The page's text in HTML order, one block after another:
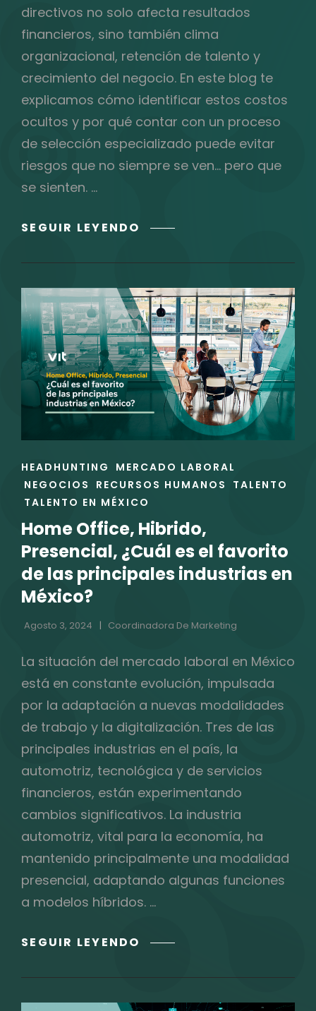
directivos no solo afecta resultados
financieros, sino también clima
organizacional, retención de talento y
crecimiento del negocio. En este blog te
explicamos cómo identificar estos costos
ocultos y por qué contar con un proceso
de selección especializado puede evitar
riesgos que no siempre se ven… pero que
se sienten. …
SEGUIR LEYENDO EL
OCULTO
UNA
MALA
CONTRATACIÓN
EN
TU
ORGANIZACIÓN
ENLACES
DE
LAS
CATEGORÍAS
HEADHUNTING
MERCADO LABORAL
NEGOCIOS
RECURSOS HUMANOS
TALENTO
TALENTO EN MÉXICO
Home Office, Hibrido,
Presencial, ¿Cuál es el favorito
de las principales industrias en
México?
Agosto 3, 2024 Coordinadora De Marketing
La situación del mercado laboral en México
está en constante evolución, impulsada
por la adaptación a nuevas modalidades
de trabajo y la digitalización. Tres de las
principales industrias en el país, la
automotriz, tecnológica y de servicios
financieros, están experimentando
cambios significativos. La industria
automotriz, vital para la economía, ha
mantenido principalmente una modalidad
presencial, adaptando algunas funciones
a modelos híbridos. …
SEGUIR LEYENDO HOME
HIBRIDO,